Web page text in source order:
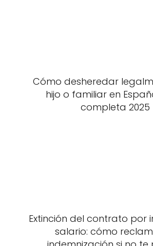
Cómo desheredar
hijo o familiar en
completa 2025
Extinción del contrato por
salario: cómo